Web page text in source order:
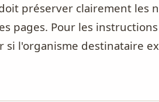
préserver clairement les
pages. Pour les
l'organisme destinataire